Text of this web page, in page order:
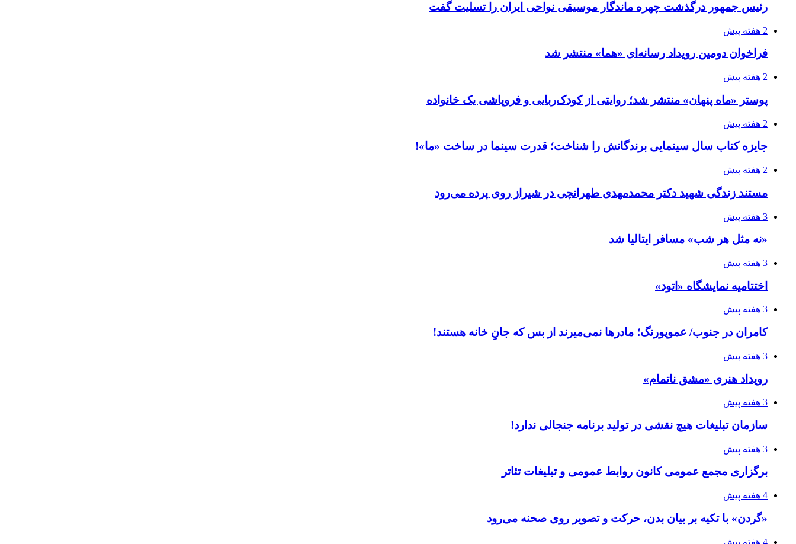
رئیس جمهور درگذشت چهره ماندگار موسیقی نواحی ایران را تسلیت گفت
2 هفته پیش
فراخوان دومین رویداد رسانه‌ای «هما» منتشر شد
2 هفته پیش
پوستر «ماه پنهان» منتشر شد؛ روایتی از کودک‌ربایی و فروپاشی یک خانواده
2 هفته پیش
جایزه کتاب سال سینمایی برندگانش را شناخت؛ قدرت سینما در ساخت «ما»!
2 هفته پیش
مستند زندگی شهید دکتر محمدمهدی طهرانچی در شیراز روی پرده می‌رود
3 هفته پیش
«نه مثل هر شب» مسافر ایتالیا شد
3 هفته پیش
اختتامیه نمایشگاه «اتود»
3 هفته پیش
کامران در جنوب/ عموپورنگ؛ مادرها نمی‌میرند از بس که جانِ خانه هستند!
3 هفته پیش
رویداد هنری «مشق ناتمام»
3 هفته پیش
سازمان تبلیغات هیچ نقشی در تولید برنامه جنجالی ندارد!
3 هفته پیش
برگزاری مجمع عمومی کانون روابط عمومی و تبلیغات تئاتر
4 هفته پیش
«گردن» با تکیه بر بیان بدن، حرکت و تصویر روی صحنه می‌رود
4 هفته پیش